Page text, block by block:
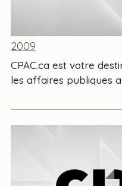
2009
CPAC.ca est votre
les affaires publiques